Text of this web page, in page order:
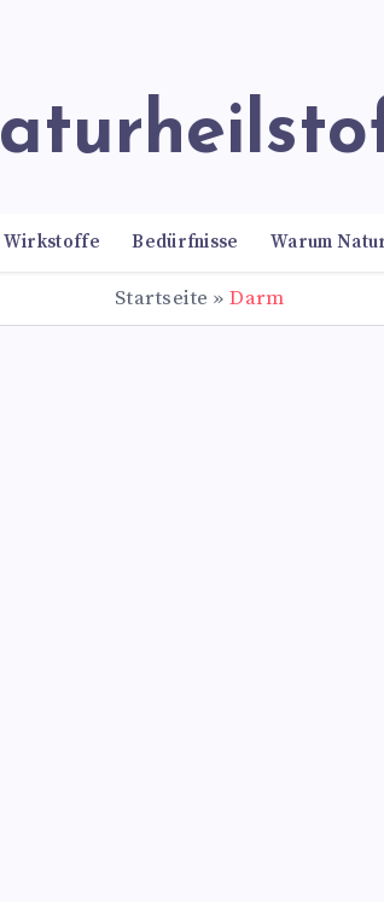
Wirkstoffe Bedürfnisse Warum
Startseite »Darm